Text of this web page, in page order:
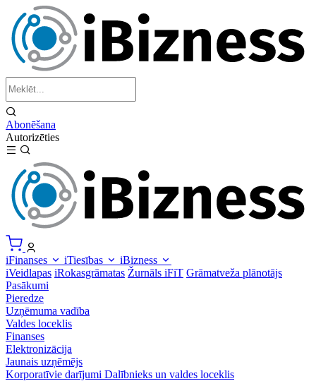
Abonēšana
Autorizēties
iFinanses iTiesības
iBizness
iVeidlapas iRokasgrāmatas Žurnāls iFiT Grāmatveža plānotājs
Pasākumi
Pieredze
Uzņēmuma vadība
Valdes loceklis
Finanses
Elektronizācija
Jaunais uzņēmējs
Korporatīvie darījumi Dalībnieks un valdes loceklis